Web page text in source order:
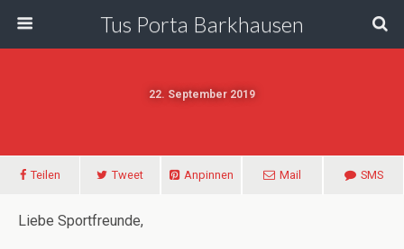
Tus Porta Barkhausen
22. September 2019
Teilen Tweet Anpinnen Mail SMS
Liebe Sportfreunde,